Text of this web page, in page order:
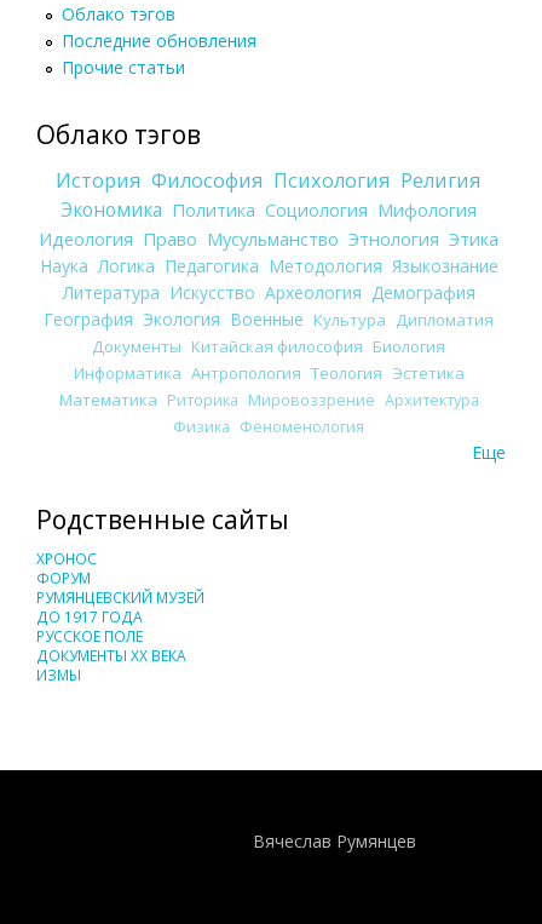
Облако тэгов
Последние обновления
Прочие статьи
Облако тэгов
История Философия Психология Религия
Экономика Политика Социология Мифология
Идеология Право Мусульманство Этнология Этика
Наука Логика Педагогика Методология Языкознание
Литература Искусство Археология Демография
География Экология Военные Культура
Дипломатия
Документы Китайская философия Биология
Информатика Антропология Теология Эстетика
Математика Риторика Мировоззрение Архитектура
Физика Феноменология
Еще
Родственные сайты
ХРОНОС
ФОРУМ
РУМЯНЦЕВСКИЙ МУЗЕЙ
ДО 1917 ГОДА
РУССКОЕ ПОЛЕ
ДОКУМЕНТЫ XX ВЕКА
ИЗМЫ
Вячеслав Румянцев